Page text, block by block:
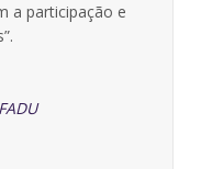
a participação e